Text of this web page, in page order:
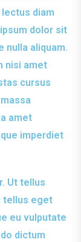
diam
dolor sit
nulla aliquam.
nisi amet
cursus
amet
imperdiet
Ut tellus
tellus eget
eu vulputate
dictum